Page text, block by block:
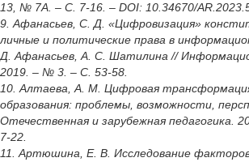
13, № 7А. – С. 7-16. – DOI: 10.34670/
9. Афанасьев, С. Д. «Цифровизация»
личные и политические права в
Д. Афанасьев, А. С. Шатилина //
2019. – № 3. – С. 53-58.
10. Алтаева, А. М. Цифровая
образования: проблемы, возможности,
Отечественная и зарубежная педагогика.
7-22.
11. Артюшина, Е. В. Исследование